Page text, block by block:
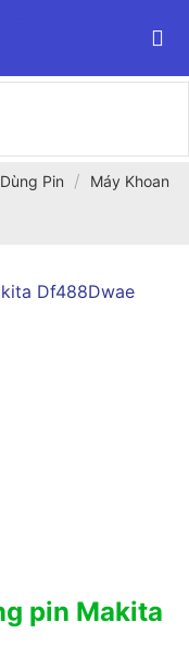
Pin / Máy Khoan
pin Makita